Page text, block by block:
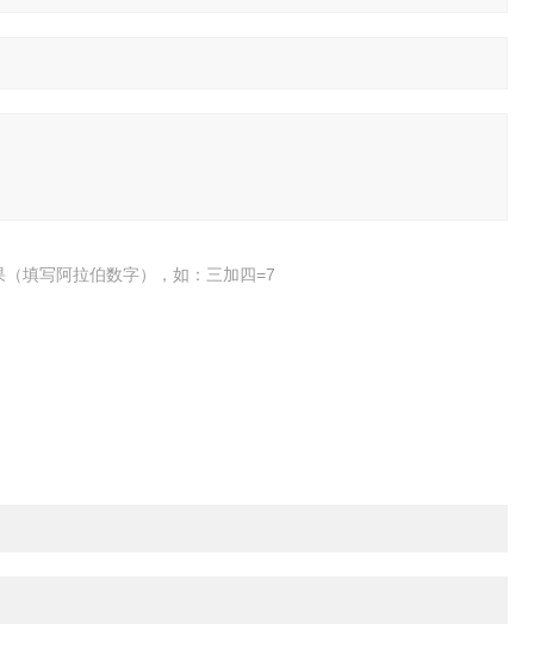
填写阿拉伯数字），如：三加四=7